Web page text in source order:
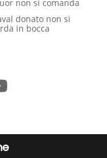
non si comanda
donato non si
in bocca